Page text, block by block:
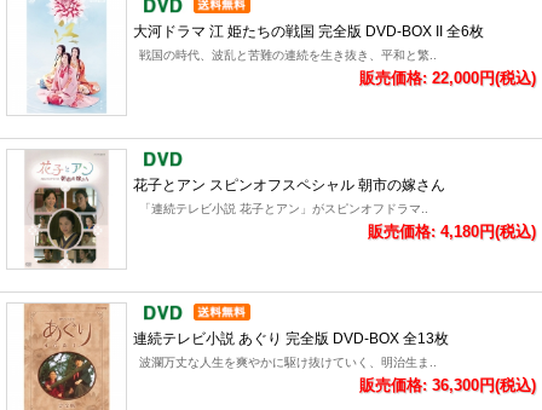
大河ドラマ 江 姫たちの戦国 完全版 DVD-BOX II 全6枚
戦国の時代、波乱と苦難の連続を生き抜き、平和と繁..
販売価格: 22,000円(税込)
花子とアン スピンオフスペシャル 朝市の嫁さん
「連続テレビ小説 花子とアン」がスピンオフドラマ..
販売価格: 4,180円(税込)
連続テレビ小説 あぐり 完全版 DVD-BOX 全13枚
波瀾万丈な人生を爽やかに駆け抜けていく、明治生ま..
販売価格: 36,300円(税込)